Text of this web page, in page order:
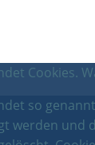
Cookies.
so
werden und